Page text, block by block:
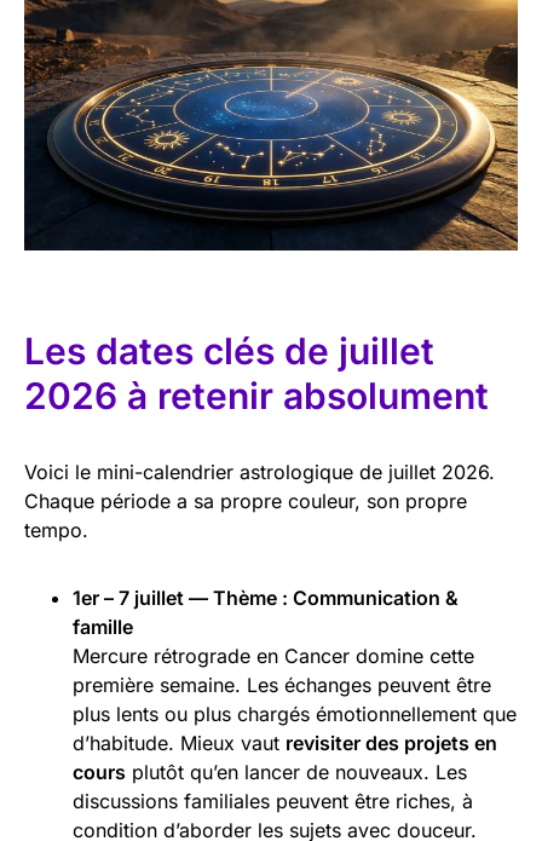
Les dates clés de juillet
2026 à retenir absolument
Voici le mini-calendrier astrologique de juillet 2026.
Chaque période a sa propre couleur, son propre
tempo.
1er – 7 juillet — Thème : Communication &
famille
Mercure rétrograde en Cancer domine cette
première semaine. Les échanges peuvent être
plus lents ou plus chargés émotionnellement que
d’habitude. Mieux vaut revisiter des projets en
cours plutôt qu’en lancer de nouveaux. Les
discussions familiales peuvent être riches, à
condition d’aborder les sujets avec douceur.